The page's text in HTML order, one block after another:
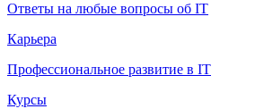
Ответы на любые вопросы об IT
Карьера
Профессиональное развитие в IT
Курсы